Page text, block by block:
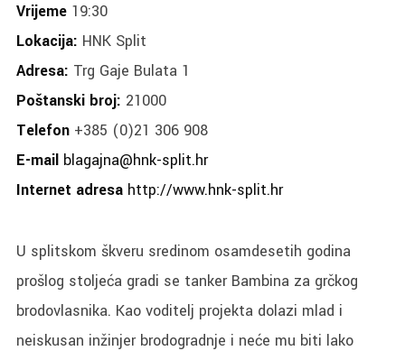
Vrijeme19:30
Lokacija: HNK Split
Adresa: Trg Gaje Bulata 1
Poštanski broj: 21000
Telefon+385 (0)21 306 908
E-mail blagajna@hnk-split.hr
Internet adresa http://www.hnk-split.hr
U splitskom škveru sredinom osamdesetih godina
prošlog stoljeća gradi se tanker Bambina za grčkog
brodovlasnika. Kao voditelj projekta dolazi mlad i
neiskusan inžinjer brodogradnje i neće mu biti lako